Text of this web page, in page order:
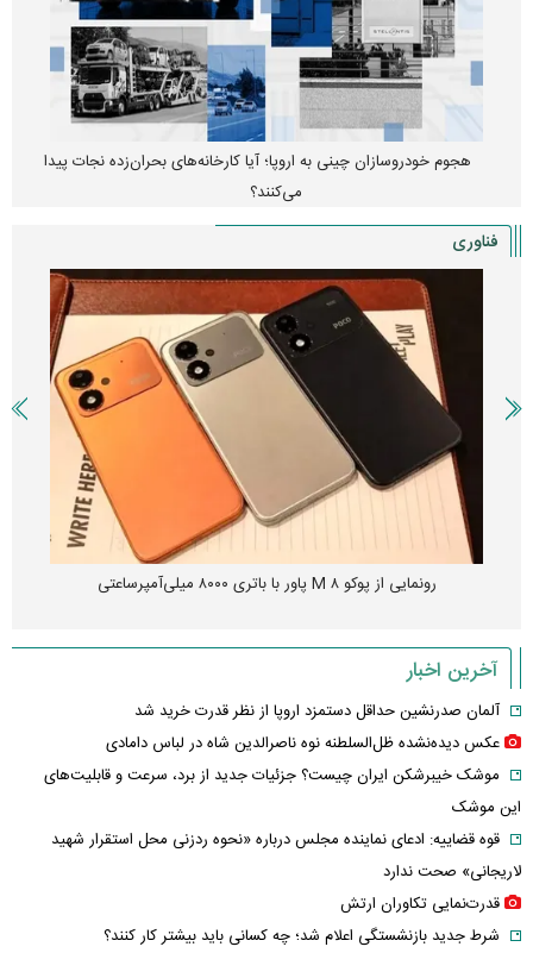
هجوم خودروسازان چینی به اروپا؛ آیا کارخانه‌های بحران‌زده نجات پیدا
می‌کنند؟
فناوری
رونمایی از پوکو M ۸ پاور با باتری ۸۰۰۰ میلی‌آمپرساعتی
آخرین اخبار
آلمان صدرنشین حداقل دستمزد اروپا از نظر قدرت خرید شد
عکس دیده‌نشده ظل‌السلطنه نوه ناصرالدین شاه در لباس دامادی
موشک خیبرشکن ایران چیست؟ جزئیات جدید از برد، سرعت و قابلیت‌های
این موشک
قوه قضاییه: ادعای نماینده مجلس درباره «نحوه ردزنی محل استقرار شهید
لاریجانی» صحت ندارد
قدرت‌نمایی تکاوران ارتش
شرط جدید بازنشستگی اعلام شد؛ چه کسانی باید بیشتر کار کنند؟